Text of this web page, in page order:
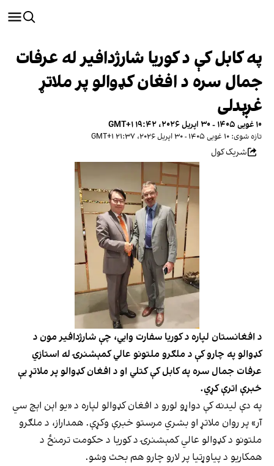
په کابل کې د کوریا شارژدافیر له عرفات
جمال سره د افغان کډوالو پر ملاتړ
غږېدلی
۱۰ غویی ۱۴۰۵ - ۳۰ اپریل ۲۰۲۶، ۱۹:۴۲ GMT+۱
تازه شوی: ۱۰ غویی ۱۴۰۵ - ۳۰ اپریل ۲۰۲۶، ۲۱:۳۷ GMT+۱
شریک کول
د افغانستان لپاره د کوریا سفارت وایي، چې شارژدافیر مون د
کډوالو په چارو کې د ملګرو ملتونو عالي کمېشنرۍ له استازي
عرفات جمال سره په کابل کې کتلي او د افغان کډوالو پر ملاتړ یې
خبرې اترې کړي.
په دې لیدنه کې دواړو لورو د افغان کډوالو لپاره د «یو اېن اېچ سي
آر» پر روان ملاتړ او بشري مرستو خبرې وکړې. همداراز، د ملګرو
ملتونو د کډوالو عالي کمېشنرۍ د کوریا د حکومت ترمنځ د
همکاریو د پیاوړتیا پر لارو چارو هم بحث وشو.